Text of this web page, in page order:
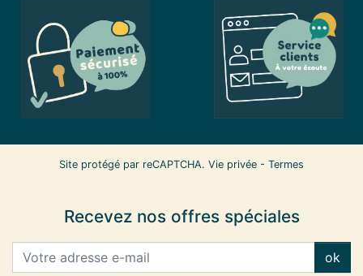
Site protégé par reCAPTCHA. Vie privée - Termes
Recevez nos offres spéciales
ok